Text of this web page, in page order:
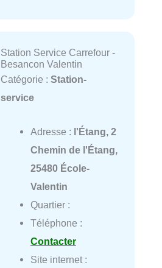
Station Service Carrefour -
Besancon Valentin
Catégorie : Station-
service
Adresse : l'Étang, 2
Chemin de l'Étang,
25480 École-
Valentin
Quartier :
Téléphone :
Contacter
Site internet :